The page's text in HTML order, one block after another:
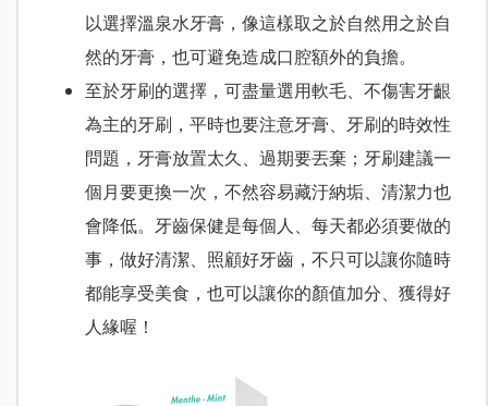
以選擇溫泉水牙膏，像這樣取之於自然用之於自
然的牙膏，也可避免造成口腔額外的負擔。
至於牙刷的選擇，可盡量選用軟毛、不傷害牙齦
為主的牙刷，平時也要注意牙膏、牙刷的時效性
問題，牙膏放置太久、過期要丟棄；牙刷建議一
個月要更換一次，不然容易藏汙納垢、清潔力也
會降低。牙齒保健是每個人、每天都必須要做的
事，做好清潔、照顧好牙齒，不只可以讓你隨時
都能享受美食，也可以讓你的顏值加分、獲得好
人緣喔！